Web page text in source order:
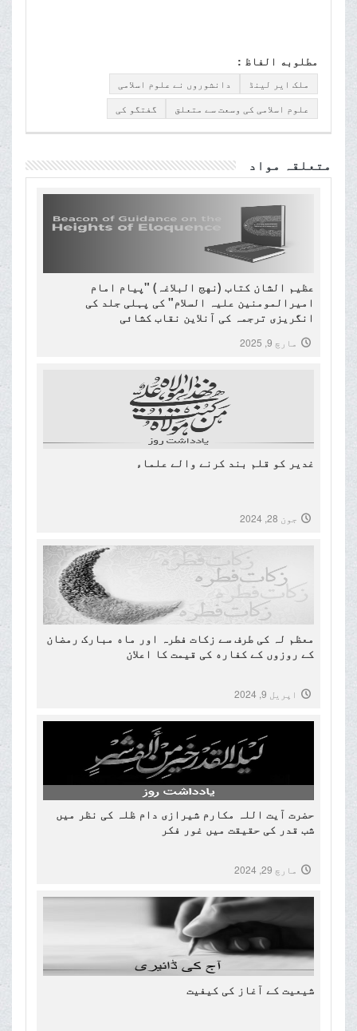
مطلوبه الفاظ :
ملک ایر لینڈ
دانشوروں نے علوم اسلامی
علوم اسلامی کی وسعت سے متعلق
گفتگو کی
متعلقہ مواد
عظیم الشان کتاب (نهج البلاغہ) "پیام امام
امیرالمومنین علیہ السلام" کی پہلی جلد کی
انگریزی ترجمہ کی آنلاین نقاب کشائی
مارچ 9, 2025
غدیر کو قلم بند کرنے والے علماء
جون 28, 2024
معظم لہ کی طرف سے زکات فطرہ اور ماه مبارک رمضان
کے روزوں کے کفاره کی قیمت کا اعلان
اپریل 9, 2024
حضرت آیت اللہ مکارم شیرازی دام ظلہ کی نظر میں
شب قدر کی حقیقت میں غور فکر
مارچ 29, 2024
شیعیت کے آغاز کی کیفیت